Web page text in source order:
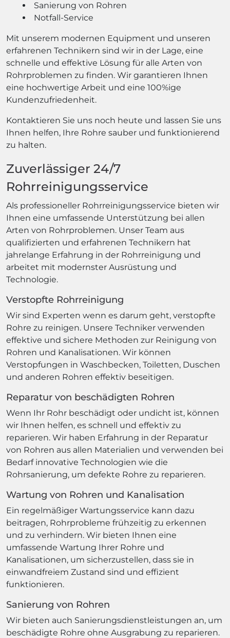
Sanierung von Rohren
Notfall-Service
Mit unserem modernen Equipment und unseren
erfahrenen Technikern sind wir in der Lage, eine
schnelle und effektive Lösung für alle Arten von
Rohrproblemen zu finden. Wir garantieren Ihnen
eine hochwertige Arbeit und eine 100%ige
Kundenzufriedenheit.
Kontaktieren Sie uns noch heute und lassen Sie uns
Ihnen helfen, Ihre Rohre sauber und funktionierend
zu halten.
Zuverlässiger 24/7
Rohrreinigungsservice
Als professioneller Rohrreinigungsservice bieten wir
Ihnen eine umfassende Unterstützung bei allen
Arten von Rohrproblemen. Unser Team aus
qualifizierten und erfahrenen Technikern hat
jahrelange Erfahrung in der Rohrreinigung und
arbeitet mit modernster Ausrüstung und
Technologie.
Verstopfte Rohrreinigung
Wir sind Experten wenn es darum geht, verstopfte
Rohre zu reinigen. Unsere Techniker verwenden
effektive und sichere Methoden zur Reinigung von
Rohren und Kanalisationen. Wir können
Verstopfungen in Waschbecken, Toiletten, Duschen
und anderen Rohren effektiv beseitigen.
Reparatur von beschädigten Rohren
Wenn Ihr Rohr beschädigt oder undicht ist, können
wir Ihnen helfen, es schnell und effektiv zu
reparieren. Wir haben Erfahrung in der Reparatur
von Rohren aus allen Materialien und verwenden bei
Bedarf innovative Technologien wie die
Rohrsanierung, um defekte Rohre zu reparieren.
Wartung von Rohren und Kanalisation
Ein regelmäßiger Wartungsservice kann dazu
beitragen, Rohrprobleme frühzeitig zu erkennen
und zu verhindern. Wir bieten Ihnen eine
umfassende Wartung Ihrer Rohre und
Kanalisationen, um sicherzustellen, dass sie in
einwandfreiem Zustand sind und effizient
funktionieren.
Sanierung von Rohren
Wir bieten auch Sanierungsdienstleistungen an, um
beschädigte Rohre ohne Ausgrabung zu reparieren.